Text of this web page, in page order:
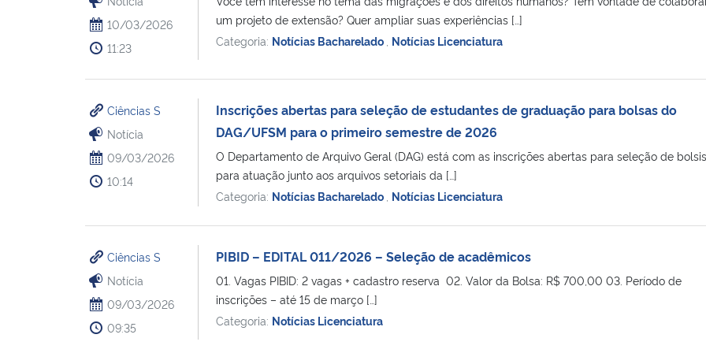
10/03/2026
11:23
um projeto de extensão? Quer ampliar suas experiências […]
Categoria: Notícias Bacharelado Notícias Licenciatura
Ciências S
Notícia
09/03/2026
10:14
Inscrições abertas para seleção de estudantes de graduação para bolsas do
DAG/UFSM para o primeiro semestre de 2026
O Departamento de Arquivo Geral (DAG) está com as inscrições abertas para seleção de
para atuação junto aos arquivos setoriais da […]
Categoria: Notícias Bacharelado Notícias Licenciatura
Ciências S
Notícia
09/03/2026
09:35
PIBID – EDITAL 011/2026 – Seleção de acadêmicos
01. Vagas PIBID: 2 vagas + cadastro reserva 02. Valor da Bolsa: R$ 700,00 03. Período de
inscrições – até 15 de março […]
Categoria: Notícias Licenciatura